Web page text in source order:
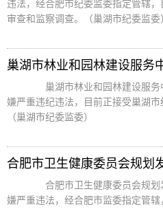
违法，经合肥市纪委监委指定管辖
审查和监察调查。（巢湖市纪委监委
巢湖市林业和园林建设服务
嫌严重违纪违法，目前正接受巢湖市
（巢湖市纪委监委）
合肥市卫生健康委员会规划
嫌严重违法，经合肥市监委指定管